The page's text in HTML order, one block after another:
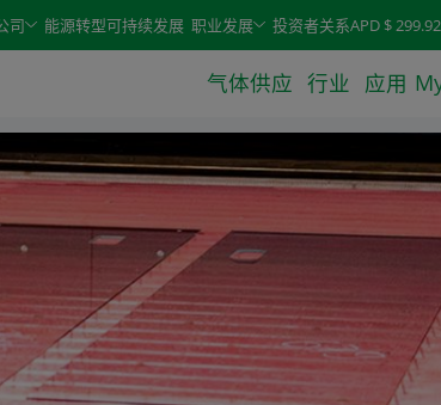
with the enter or space keys. Typeahead
司 能源转型可持续发展 职业发展 投资者关系APD $ 299.92
气体供应 行业 应用